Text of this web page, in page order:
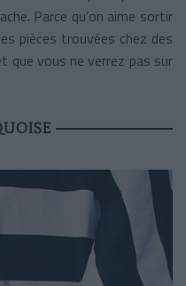
Parce qu’on aime sortir
pièces trouvées chez des
que vous ne verrez pas sur